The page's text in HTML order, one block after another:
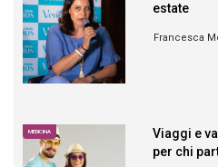
estate
Francesca
MEDICINA
Viaggi e
per chi